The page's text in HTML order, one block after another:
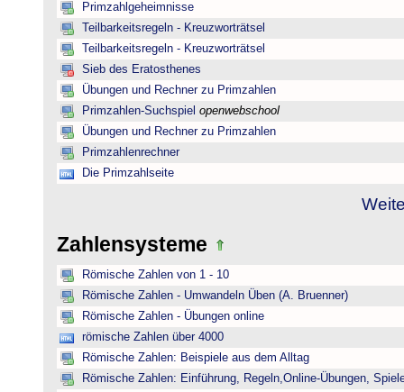
Primzahlgeheimnisse
Teilbarkeitsregeln - Kreuzworträtsel
Teilbarkeitsregeln - Kreuzworträtsel
Sieb des Eratosthenes
Übungen und Rechner zu Primzahlen
Primzahlen-Suchspiel openwebschool
Übungen und Rechner zu Primzahlen
Primzahlenrechner
Die Primzahlseite
Zahlensysteme
Römische Zahlen von 1 - 10
Römische Zahlen - Umwandeln Üben (A. Bruenner)
Römische Zahlen - Übungen online
römische Zahlen über 4000
Römische Zahlen: Beispiele aus dem Alltag
Römische Zahlen: Einführung, Regeln,Online-Übungen,